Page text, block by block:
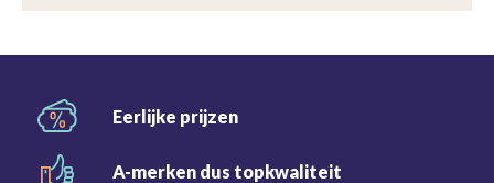
Eerlijke prijzen
A-merken dus topkwaliteit